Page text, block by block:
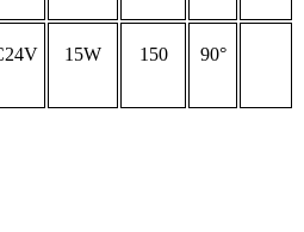
15W 150 90°